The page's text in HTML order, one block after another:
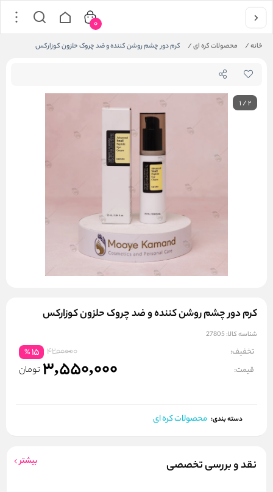
خانه/ محصولات کره ای/ کرم دور چشم روشن کننده و ضد چروک حلزون کوزارکس
0
1/2
کرم دور چشم روشن کننده و ضد چروک حلزون کوزارکس
شناسه کالا: 27805
تخفیف: 4200000
15
%
قیمت: 3,550,000 تومان
دسته بندی: محصولات کره ای
نقد و بررسی تخصصی بیشتر